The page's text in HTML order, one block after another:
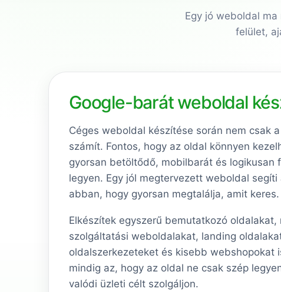
Egy jó weboldal
felület,
Google-barát weboldal
Céges weboldal készítése során nem csak
számít. Fontos, hogy az oldal könnyen
gyorsan betöltődő, mobilbarát és logikusan
legyen. Egy jól megtervezett weboldal
abban, hogy gyorsan megtalálja, amit keres.
Elkészítek egyszerű bemutatkozó oldalakat,
szolgáltatási weboldalakat, landing
oldalszerkezeteket és kisebb webshopokat
mindig az, hogy az oldal ne csak szép
valódi üzleti célt szolgáljon.